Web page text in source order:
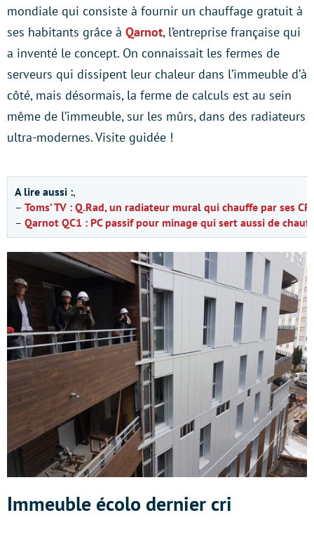
mondiale qui consiste à fournir un chauffage gratuit à
ses habitants grâce à Qarnot, l’entreprise française qui
a inventé le concept. On connaissait les fermes de
serveurs qui dissipent leur chaleur dans l’immeuble d’à
côté, mais désormais, la ferme de calculs est au sein
même de l’immeuble, sur les mûrs, dans des radiateurs
ultra-modernes. Visite guidée !
A lire aussi :,
– Toms’ TV : Q.Rad, un radiateur mural qui chauffe par ses
– Qarnot QC1 : PC passif pour minage qui sert aussi de
Immeuble écolo dernier cri